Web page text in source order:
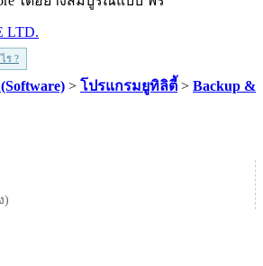
LTD.
ร ?
> โปรแกรมยูทิลิตี้ > Backup &
)